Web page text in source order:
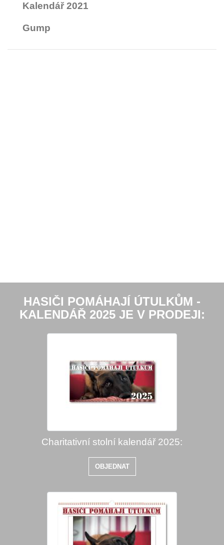
Kalendář 2021
Gump
HASIČI POMÁHAJÍ ÚTULKŮM -
KALENDÁŘ 2025 JE V PRODEJI:
Charitativní stolní kalendář 2025:
OBJEDNAT